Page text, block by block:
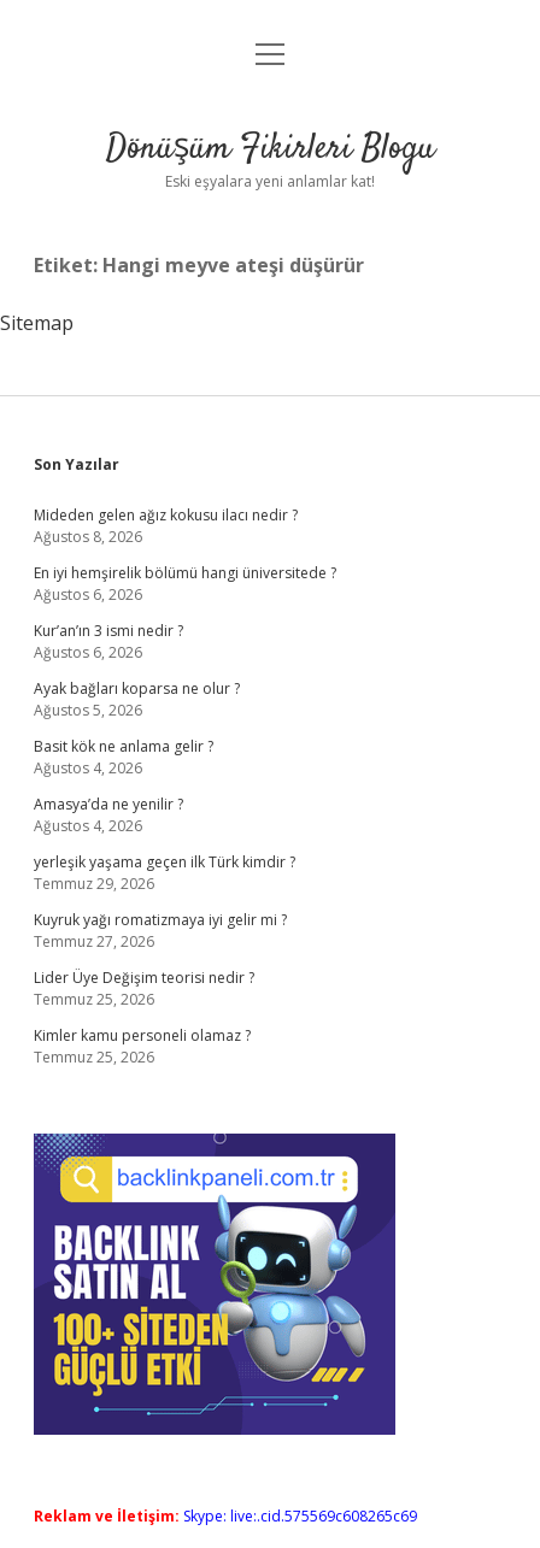
Anasayfa
Yasal Uyarı
menüyü
Dönüşüm Fikirleri Blogu
Eski eşyalara yeni anlamlar kat!
Etiket: Hangi meyve ateşi düşürür
Sitemap
Sidebar
Son Yazılar
Mideden gelen ağız kokusu ilacı nedir ?
Ağustos 8, 2026
En iyi hemşirelik bölümü hangi üniversitede ?
Ağustos 6, 2026
Kur’an’ın 3 ismi nedir ?
Ağustos 6, 2026
Ayak bağları koparsa ne olur ?
Ağustos 5, 2026
Basit kök ne anlama gelir ?
Ağustos 4, 2026
Amasya’da ne yenilir ?
Ağustos 4, 2026
yerleşik yaşama geçen ilk Türk kimdir ?
Temmuz 29, 2026
Kuyruk yağı romatizmaya iyi gelir mi ?
Temmuz 27, 2026
Lider Üye Değişim teorisi nedir ?
Temmuz 25, 2026
Kimler kamu personeli olamaz ?
Temmuz 25, 2026
Reklam ve İletişim: Skype: live:.cid.575569c608265c69